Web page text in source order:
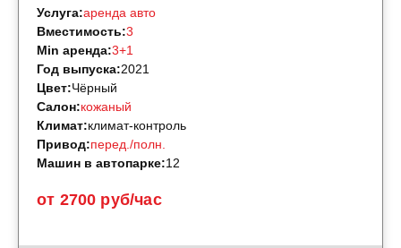
от 2700 руб/час
Услуга:аренда авто
Вместимость:3
Min аренда:3+1
Год выпуска:2021
Цвет:Чёрный
Салон:кожаный
Климат:климат-контроль
Привод:перед./полн.
Машин в автопарке:12